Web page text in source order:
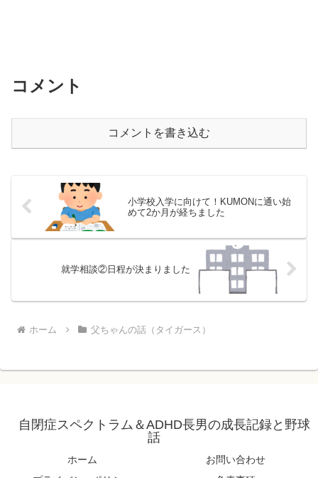
コメント
コメントを書き込む
小学校入学に向けて！KUMONに通い始
めて2か月が経ちました
就学相談②日程が決まりました
ホーム 父ちゃんの話（タイガース）
自閉症スペクトラム＆ADHD長男の成長記録と野球
話
ホーム
お問い合わせ